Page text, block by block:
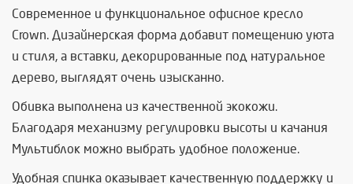
Современное и функциональное офисное кресло
Crown. Дизайнерская форма добавит помещению уюта
и стиля, а вставки, декорированные под натуральное
дерево, выглядят очень изысканно.
Обивка выполнена из качественной экокожи.
Благодаря механизму регулировки высоты и качания
Мультиблок можно выбрать удобное положение.
Удобная спинка оказывает качественную поддержку и